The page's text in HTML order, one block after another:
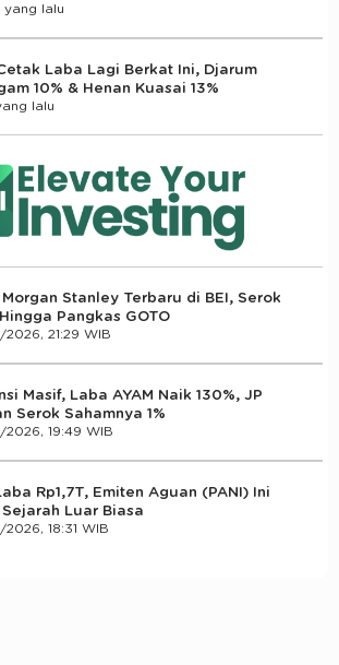
yang lalu
Laba Lagi Berkat Ini, Djarum
10% & Henan Kuasai 13%
lalu
Stanley Terbaru di BEI, Serok
Pangkas GOTO
21:29 WIB
Masif, Laba AYAM Naik 130%, JP
Serok Sahamnya 1%
19:49 WIB
Rp1,7T, Emiten Aguan (PANI) Ini
Luar Biasa
18:31 WIB